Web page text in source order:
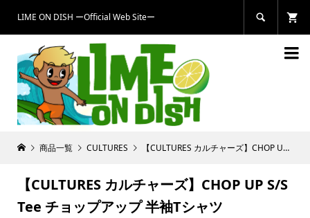
LIME ON DISH ーOfficial Web Siteー 

商品一覧 CULTURES 【CULTURES カルチャーズ】CHOP UP S/S Tee チョップアップ 半袖Tシャツ
【CULTURES カルチャーズ】CHOP UP S/S
Tee チョップアップ 半袖Tシャツ